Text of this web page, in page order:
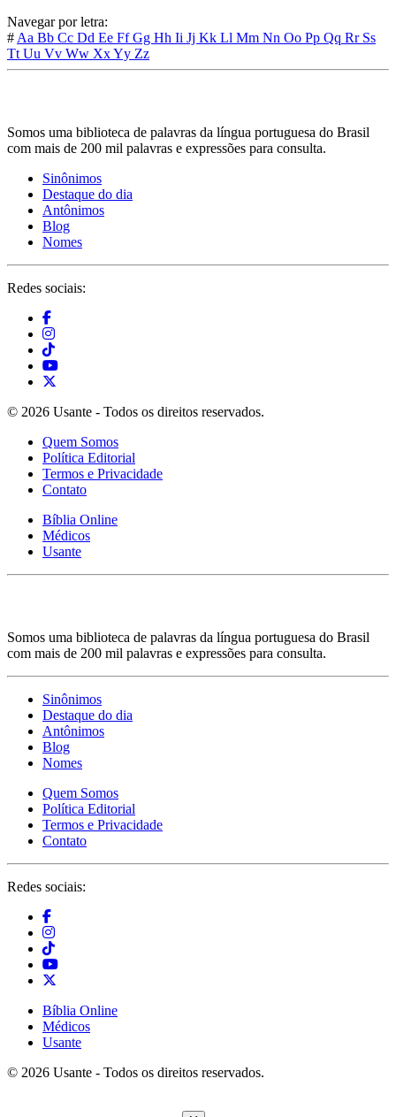
Navegar por letra:
# Aa Bb Cc Dd Ee FfGg Hh Ii Jj Kk Ll Mm Nn Oo Pp Qq Rr Ss
Tt Uu Vv Ww XxYy Zz
Somos uma biblioteca de palavras da língua portuguesa do Brasil
com mais de 200 mil palavras e expressões para consulta.
Sinônimos
Destaque do dia
Antônimos
Blog
Nomes
Redes sociais:
© 2026 Usante - Todos os direitos reservados.
Quem Somos
Política Editorial
Termos e Privacidade
Contato
Bíblia Online
Médicos
Usante
Somos uma biblioteca de palavras da língua portuguesa do Brasil
com mais de 200 mil palavras e expressões para consulta.
Sinônimos
Destaque do dia
Antônimos
Blog
Nomes
Quem Somos
Política Editorial
Termos e Privacidade
Contato
Redes sociais:
Bíblia Online
Médicos
Usante
© 2026 Usante - Todos os direitos reservados.